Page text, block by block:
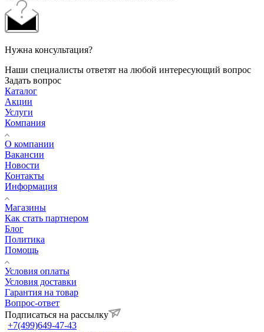
Нужна консультация?
Наши специалисты ответят на любой интересующий вопрос
Задать вопрос
Каталог
Акции
Услуги
Компания
О компании
Вакансии
Новости
Контакты
Информация
Магазины
Как стать партнером
Блог
Политика
Помощь
Условия оплаты
Условия доставки
Гарантия на товар
Вопрос-ответ
Подписаться на рассылку
+7(499)649-47-43